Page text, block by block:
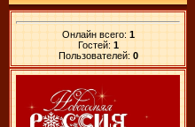
Онлайн всего: 1
Гостей: 1
Пользователей: 0